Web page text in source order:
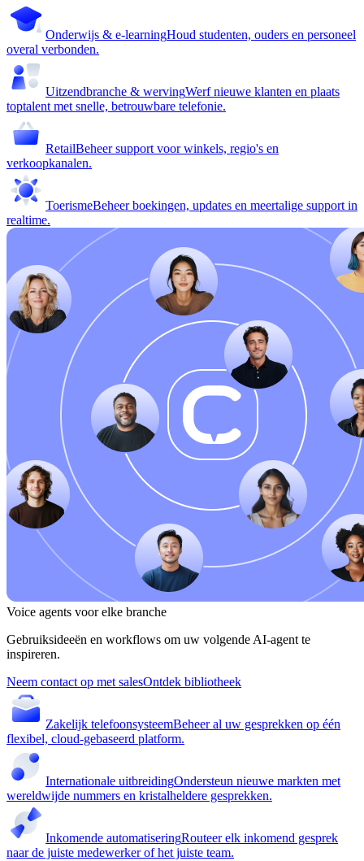
Onderwijs & e-learningHoud studenten, ouders en personeel
overal verbonden.
Uitzendbranche & wervingWerf nieuwe klanten en plaats
toptalent met snelle, betrouwbare telefonie.
RetailBeheer support voor winkels, regio's en
verkoopkanalen.
ToerismeBeheer boekingen, updates en meertalige support in
realtime.
Voice agents voor elke branche
Gebruiksideeën en workflows om uw volgende AI-agent te
inspireren.
Neem contact op met salesOntdek bibliotheek
Zakelijk telefoonsysteemBeheer al uw gesprekken op één
flexibel, cloud-gebaseerd platform.
Internationale uitbreidingOndersteun nieuwe markten met
wereldwijde nummers en kristalheldere gesprekken.
Inkomende automatiseringRouteer elk inkomend gesprek
naar de juiste medewerker of het juiste team.